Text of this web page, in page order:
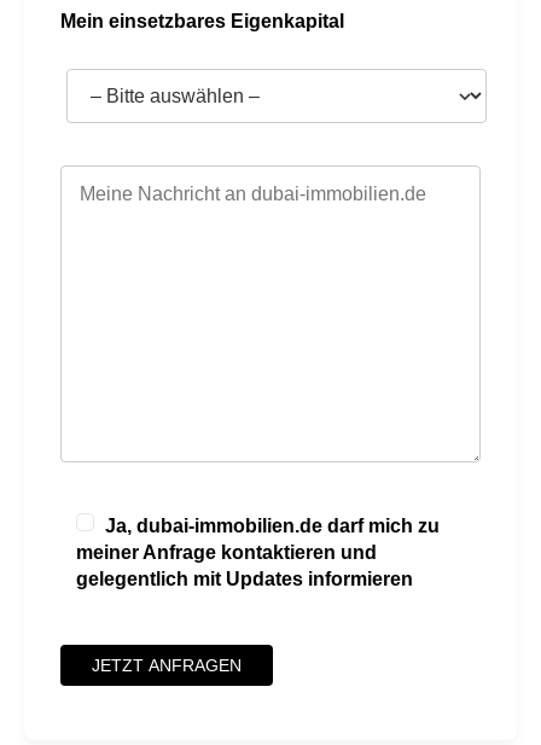
Mein einsetzbares Eigenkapital
Ja, dubai-immobilien.de darf mich zu
meiner Anfrage kontaktieren und
gelegentlich mit Updates informieren